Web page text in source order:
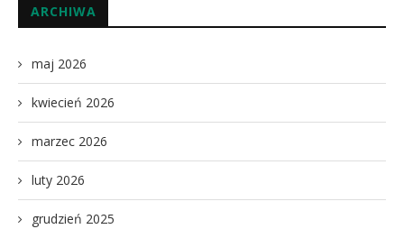
ARCHIWA
maj 2026
kwiecień 2026
marzec 2026
luty 2026
grudzień 2025